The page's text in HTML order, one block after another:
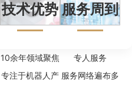
技术优势
10余年领域聚焦
专注于机器人产
服务周到
专人服务
服务网络遍布多